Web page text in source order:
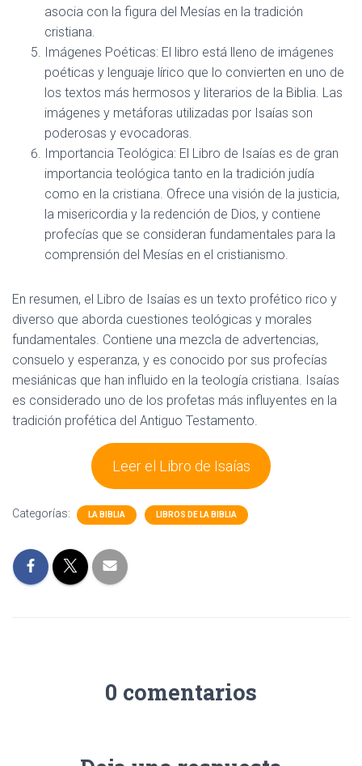
asocia con la figura del Mesías en la tradición
cristiana.
Imágenes Poéticas: El libro está lleno de imágenes
poéticas y lenguaje lírico que lo convierten en uno de
los textos más hermosos y literarios de la Biblia. Las
imágenes y metáforas utilizadas por Isaías son
poderosas y evocadoras.
Importancia Teológica: El Libro de Isaías es de gran
importancia teológica tanto en la tradición judía
como en la cristiana. Ofrece una visión de la justicia,
la misericordia y la redención de Dios, y contiene
profecías que se consideran fundamentales para la
comprensión del Mesías en el cristianismo.
En resumen, el Libro de Isaías es un texto profético rico y
diverso que aborda cuestiones teológicas y morales
fundamentales. Contiene una mezcla de advertencias,
consuelo y esperanza, y es conocido por sus profecías
mesiánicas que han influido en la teología cristiana. Isaías
es considerado uno de los profetas más influyentes en la
tradición profética del Antiguo Testamento.
Leer el Libro de Isaías
Categorías: LA BIBLIA LIBROS DE LA BIBLIA
0 comentarios